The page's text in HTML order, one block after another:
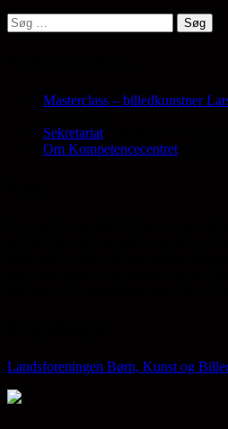
Søg
efter:
Masterclass – billedkunstner
Sekretariat
Om Kompetencecentret
Landsforeningen Børn, Kunst og